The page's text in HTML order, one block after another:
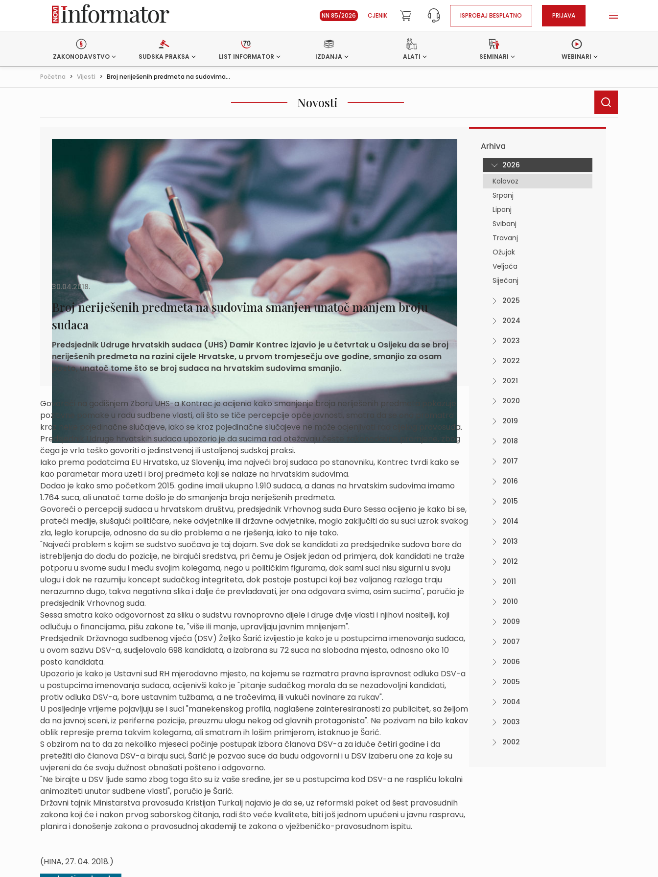
NN 85/2026 CJENIK ISPROBAJ BESPLATNO PRIJAVA
ZAKONODAVSTVO SUDSKA PRAKSA LIST INFORMATOR IZDANJA ALATI SEMINARI WEBINARI
Početna > Vijesti > Broj neriješenih predmeta na sudovima...
Novosti
30.04.2018.
Broj neriješenih predmeta na sudovima smanjen unatoč manjem broju
sudaca
Predsjednik Udruge hrvatskih sudaca (UHS) Damir Kontrec izjavio je u četvrtak u Osijeku da se broj
neriješenih predmeta na razini cijele Hrvatske, u prvom tromjesečju ove godine, smanjio za osam
posto, unatoč tome što se broj sudaca na hrvatskim sudovima smanjio.
Govoreći na godišnjem Zboru UHS-a Kontrec je ocijenio kako smanjenje broja neriješenih predmeta pokazuje
pozitivne pomake u radu sudbene vlasti, ali što se tiče percepcije opće javnosti, smatra da se ona promatra
kroz neke pojedinačne slučajeve, iako se kroz pojedinačne slučajeve ne može ocjenjivati rad cijelog pravosuđa.
Predsjednik Udruge hrvatskih sudaca upozorio je da sucima rad otežavaju česte zakonodavne promjene, zbog
čega je vrlo teško govoriti o jedinstvenoj ili ustaljenoj sudskoj praksi.
Iako prema podatcima EU Hrvatska, uz Sloveniju, ima najveći broj sudaca po stanovniku, Kontrec tvrdi kako se
kao parametar mora uzeti i broj predmeta koji se nalaze na hrvatskim sudovima.
Dodao je kako smo početkom 2015. godine imali ukupno 1.910 sudaca, a danas na hrvatskim sudovima imamo
1.764 suca, ali unatoč tome došlo je do smanjenja broja neriješenih predmeta.
Govoreći o percepciji sudaca u hrvatskom društvu, predsjednik Vrhovnog suda Đuro Sessa ocijenio je kako bi se,
prateći medije, slušajući političare, neke odvjetnike ili državne odvjetnike, moglo zaključiti da su suci uzrok svakog
zla, leglo korupcije, odnosno da su dio problema a ne rješenja, iako to nije tako.
"Najveći problem s kojim se sudstvo suočava je taj dojam. Sve dok se kandidati za predsjednike sudova bore do
istrebljenja do dođu do pozicije, ne birajući sredstva, pri čemu je Osijek jedan od primjera, dok kandidati ne traže
potporu u svome sudu i među svojim kolegama, nego u političkim figurama, dok sami suci nisu sigurni u svoju
ulogu i dok ne razumiju koncept sudačkog integriteta, dok postoje postupci koji bez valjanog razloga traju
nerazumno dugo, takva negativna slika i dalje će prevladavati, jer ona odgovara svima, osim sucima", poručio je
predsjednik Vrhovnog suda.
Sessa smatra kako odgovornost za sliku o sudstvu ravnopravno dijele i druge dvije vlasti i njihovi nositelji, koji
odlučuju o financijama, pišu zakone te, "više ili manje, upravljaju javnim mnijenjem".
Predsjednik Državnoga sudbenog vijeća (DSV) Željko Šarić izvijestio je kako je u postupcima imenovanja sudaca,
u ovom sazivu DSV-a, sudjelovalo 698 kandidata, a izabrana su 72 suca na slobodna mjesta, odnosno oko 10
posto kandidata.
Upozorio je kako je Ustavni sud RH mjerodavno mjesto, na kojemu se razmatra pravna ispravnost odluka DSV-a
u postupcima imenovanja sudaca, ocijenivši kako je "pitanje sudačkog morala da se nezadovoljni kandidati,
protiv odluka DSV-a, bore ustavnim tužbama, a ne tračevima, ili vukući novinare za rukav".
U posljednje vrijeme pojavljuju se i suci "manekenskog profila, naglašene zainteresiranosti za publicitet, sa željom
da na javnoj sceni, iz periferne pozicije, preuzmu ulogu nekog od glavnih protagonista". Ne pozivam na bilo kakav
oblik represije prema takvim kolegama, ali smatram ih lošim primjerom, istaknuo je Šarić.
S obzirom na to da za nekoliko mjeseci počinje postupak izbora članova DSV-a za iduće četiri godine i da
pretežiti dio članova DSV-a biraju suci, Šarić je pozvao suce da budu odgovorni i u DSV izaberu one za koje su
uvjereni da će svoju dužnost obnašati pošteno i odgovorno.
"Ne birajte u DSV ljude samo zbog toga što su iz vaše sredine, jer se u postupcima kod DSV-a ne raspliću lokalni
animoziteti unutar sudbene vlasti", poručio je Šarić.
Državni tajnik Ministarstva pravosuđa Kristijan Turkalj najavio je da se, uz reformski paket od šest pravosudnih
zakona koji će i nakon prvog saborskog čitanja, radi što veće kvalitete, biti još jednom upućeni u javnu raspravu,
planira i donošenje zakona o pravosudnoj akademiji te zakona o vježbeničko-pravosudnom ispitu.
(HINA, 27. 04. 2018.)
Arhiva
2026
Kolovoz
Srpanj
Lipanj
Svibanj
Travanj
Ožujak
Veljača
Siječanj
2025
2024
2023
2022
2021
2020
2019
2018
2017
2016
2015
2014
2013
2012
2011
2010
2009
2007
2006
2005
2004
2003
2002